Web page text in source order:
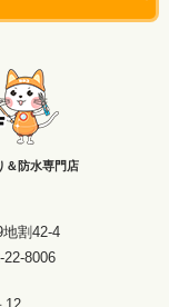
＆防水専門店
割42-4
8006